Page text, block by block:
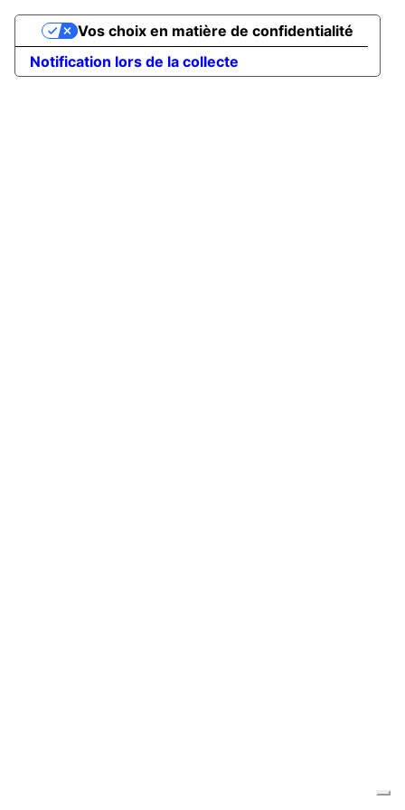
Notification lors de la collecte
Vos choix en matière de confidentialité